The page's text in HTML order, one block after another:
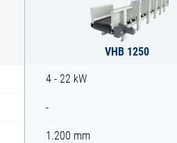
VHB 1250
4 - 22 kW
-
1.200 mm